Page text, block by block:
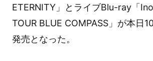
ETERNITY」とライブBlu-ray「
TOUR BLUE COMPASS」が本日
発売となった。